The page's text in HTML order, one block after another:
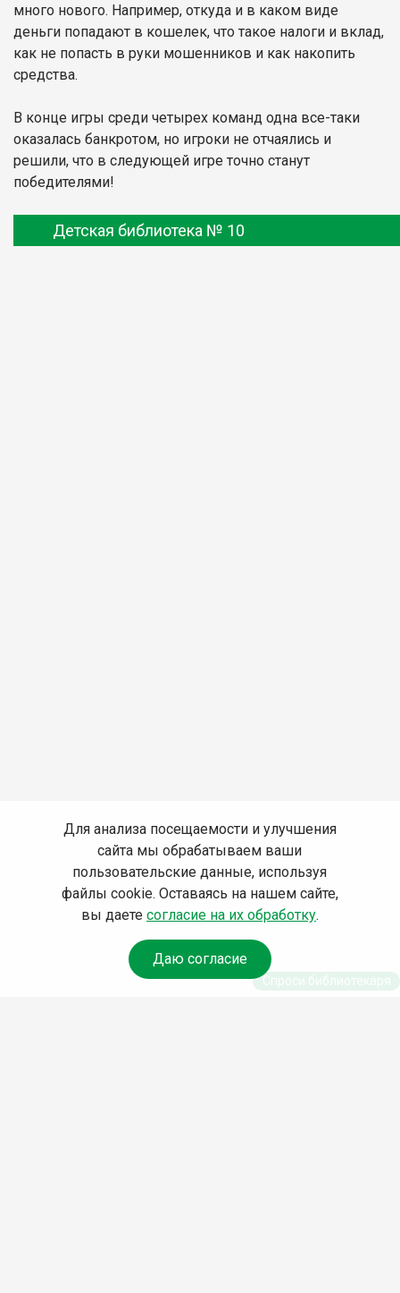
много нового. Например, откуда и в каком виде
деньги попадают в кошелек, что такое налоги и вклад,
как не попасть в руки мошенников и как накопить
средства.
В конце игры среди четырех команд одна все-таки
оказалась банкротом, но игроки не отчаялись и
решили, что в следующей игре точно станут
победителями!
Детская библиотека № 10
Для анализа посещаемости и улучшения
сайта мы обрабатываем ваши
пользовательские данные, используя
файлы cookie. Оставаясь на нашем сайте,
вы даете согласие на их обработку.
Даю согласие
Спроси библиотекаря